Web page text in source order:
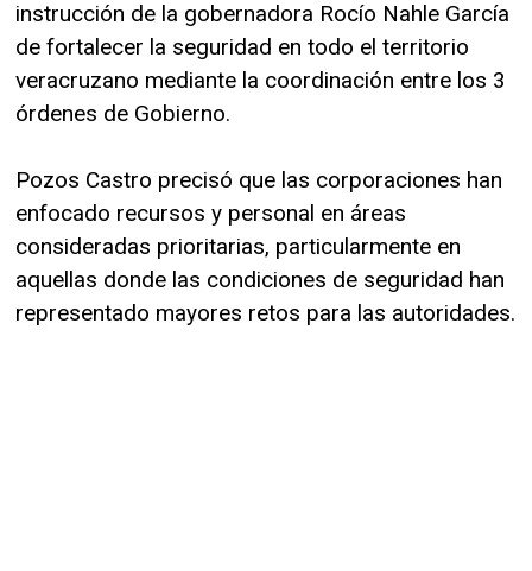
instrucción de la gobernadora Rocío Nahle García
de fortalecer la seguridad en todo el territorio
veracruzano mediante la coordinación entre los 3
órdenes de Gobierno.
Pozos Castro precisó que las corporaciones han
enfocado recursos y personal en áreas
consideradas prioritarias, particularmente en
aquellas donde las condiciones de seguridad han
representado mayores retos para las autoridades.